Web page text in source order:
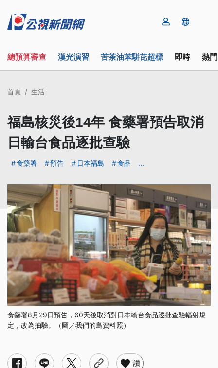
總預算審查 漢光演習 苦茶油苯駢芘超標 即時 熱
首頁 生活
福島核災後14年 食藥署預告取消
日輸台食品逐批查驗
食藥署 預告 日本福島 食品 ...
食藥署8月29日預告，60天後取消對日本輸台食品逐批查驗輻射規
定，改為抽驗。（圖／我們的島資料照）
讚